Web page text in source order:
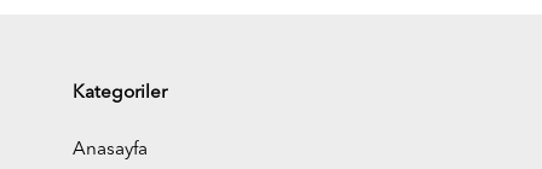
Kategoriler
Anasayfa